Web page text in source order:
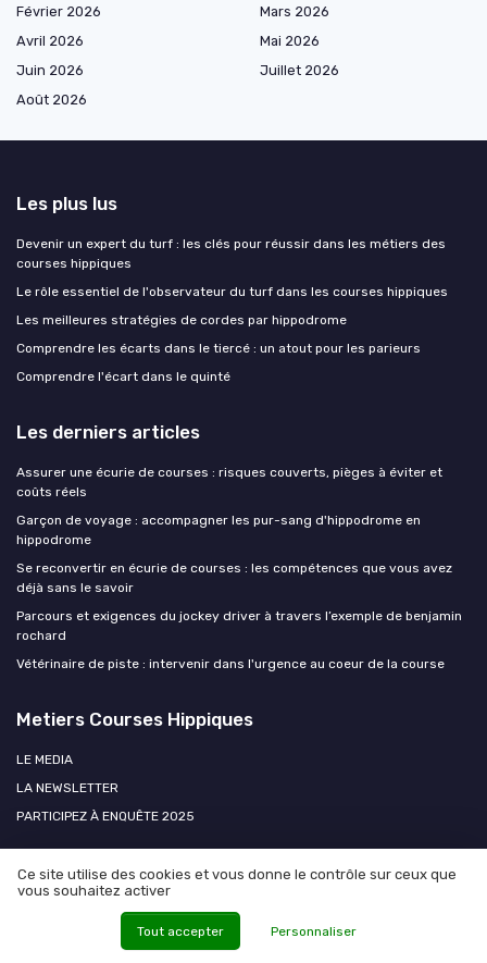
Février 2026
Mars 2026
Avril 2026
Mai 2026
Juin 2026
Juillet 2026
Août 2026
Les plus lus
Devenir un expert du turf : les clés pour réussir dans les métiers des
courses hippiques
Le rôle essentiel de l'observateur du turf dans les courses hippiques
Les meilleures stratégies de cordes par hippodrome
Comprendre les écarts dans le tiercé : un atout pour les parieurs
Comprendre l'écart dans le quinté
Les derniers articles
Assurer une écurie de courses : risques couverts, pièges à éviter et
coûts réels
Garçon de voyage : accompagner les pur-sang d'hippodrome en
hippodrome
Se reconvertir en écurie de courses : les compétences que vous avez
déjà sans le savoir
Parcours et exigences du jockey driver à travers l’exemple de benjamin
rochard
Vétérinaire de piste : intervenir dans l'urgence au coeur de la course
Metiers Courses Hippiques
LE MEDIA
LA NEWSLETTER
PARTICIPEZ À ENQUÊTE 2025
Ce site utilise des cookies et vous donne le contrôle sur ceux que
vous souhaitez activer
Tout accepter Personnaliser